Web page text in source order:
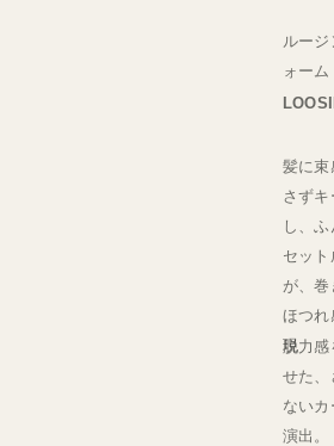
ルージ
ォーム
髪に束
さずキ
し、ふ
セット
が、巻
ほつれ
現
脱力感
せた、
ないカ
演出